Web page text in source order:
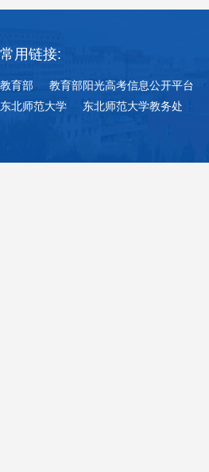
常用链接:
教育部 教育部阳光高考信息公开平台
东北师范大学
东北师范大学教务处